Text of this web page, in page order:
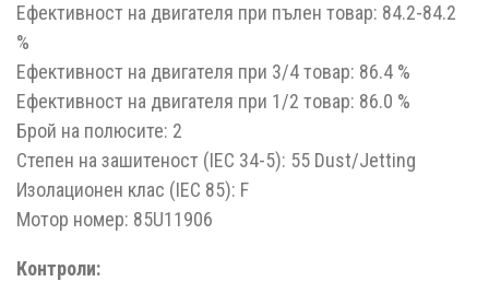
Ефективност на двигателя при пълен товар: 84.2-84.2
%
Ефективност на двигателя при 3/4 товар: 86.4 %
Ефективност на двигателя при 1/2 товар: 86.0 %
Брой на полюсите: 2
Степен на зашитеност (IEC 34-5): 55 Dust/Jetting
Изолационен клас (IEC 85): F
Мотор номер: 85U11906
Контроли: